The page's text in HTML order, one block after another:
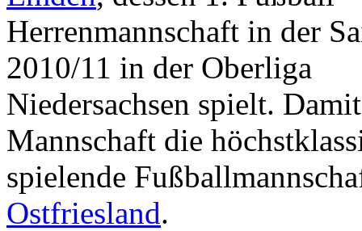
Herrenmannschaft in der
2010/11 in der Oberliga
Niedersachsen spielt.
Mannschaft die
spielende
Ostfriesland.